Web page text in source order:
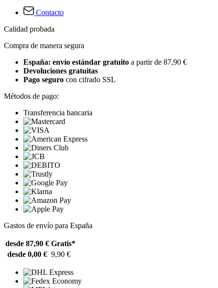
Contacto
Calidad probada
Compra de manera segura
España: envío estándar gratuito a partir de 87,90 €
Devoluciones gratuitas
Pago seguro con cifrado SSL
Métodos de pago:
Transferencia bancaria
Gastos de envío para España
desde 87,90 € Gratis*
desde 0,00 € 9,90 €